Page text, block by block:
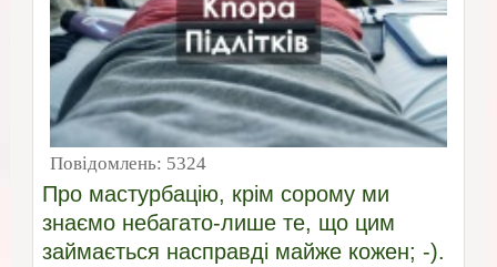
Повідомлень: 5324
Про мастурбацію, крім сорому ми
знаємо небагато-лише те, що цим
займається насправді майже кожен; -).